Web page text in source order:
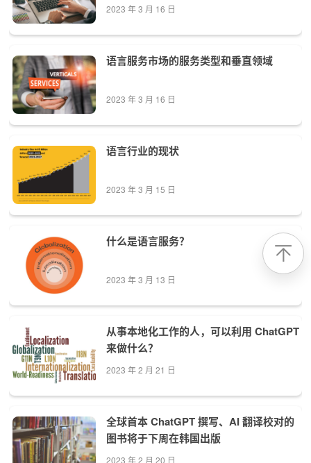
2023 年 3 月 16 日
语言服务市场的服务类型和垂直领域
2023 年 3 月 16 日
语言行业的现状
2023 年 3 月 15 日
什么是语言服务？
2023 年 3 月 13 日
从事本地化工作的人，可以利用 ChatGPT
来做什么？
2023 年 2 月 21 日
全球首本 ChatGPT 撰写、AI 翻译校对的
图书将于下周在韩国出版
2023 年 2 月 20 日